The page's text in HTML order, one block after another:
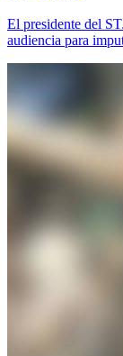
El presidente del
audiencia para